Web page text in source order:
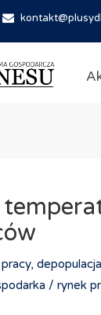
/ rynek